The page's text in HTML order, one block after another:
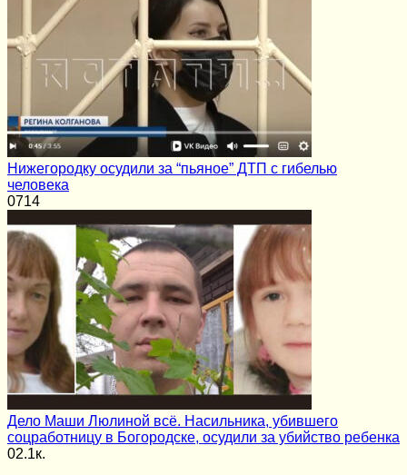
Нижегородку осудили за “пьяное” ДТП с гибелью
человека
0714
Дело Маши Люлиной всё. Насильника, убившего
соцработницу в Богородске, осудили за убийство ребенка
02.1к.